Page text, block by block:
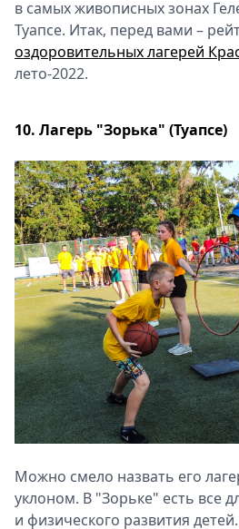
в самых живописных зонах
Туапсе. Итак, перед вами –
оздоровительных лагерей
лето-2022.
10. Лагерь "Зорька" (Туапсе)
Можно смело назвать его
уклоном. В "Зорьке" есть все
и физического развития